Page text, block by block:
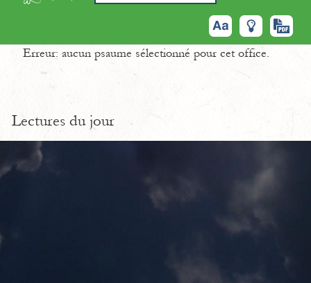
Erreur: aucun psaume sélectionné pour cet office.
Lectures du jour